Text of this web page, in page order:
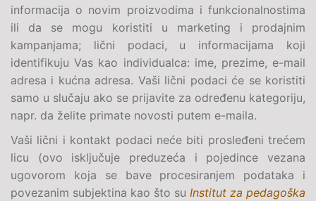
informacija o novim proizvodima i funkcionalnostima
ili da se mogu koristiti u marketing i prodajnim
kampanjama; lični podaci, u informacijama koji
identifikuju Vas kao individualca: ime, prezime, e-mail
adresa i kućna adresa. Vaši lični podaci će se koristiti
samo u slučaju ako se prijavite za određenu kategoriju,
napr. da želite primate novosti putem e-maila.
Vaši lični i kontakt podaci neće biti prosleđeni trećem
licu (ovo isključuje preduzeća i pojedince vezana
ugovorom koja se bave procesiranjem podataka i
povezanim subjektina kao što su Institut za pedagoška